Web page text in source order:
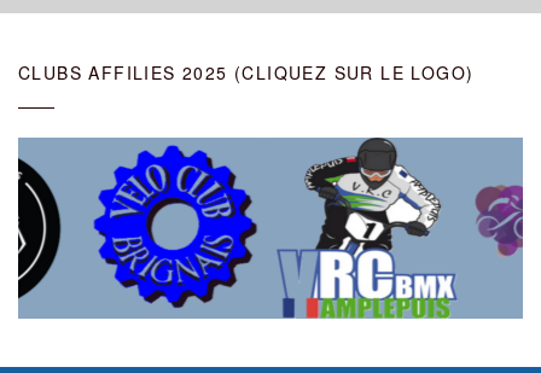
CLUBS AFFILIES 2025 (CLIQUEZ SUR LE LOGO)